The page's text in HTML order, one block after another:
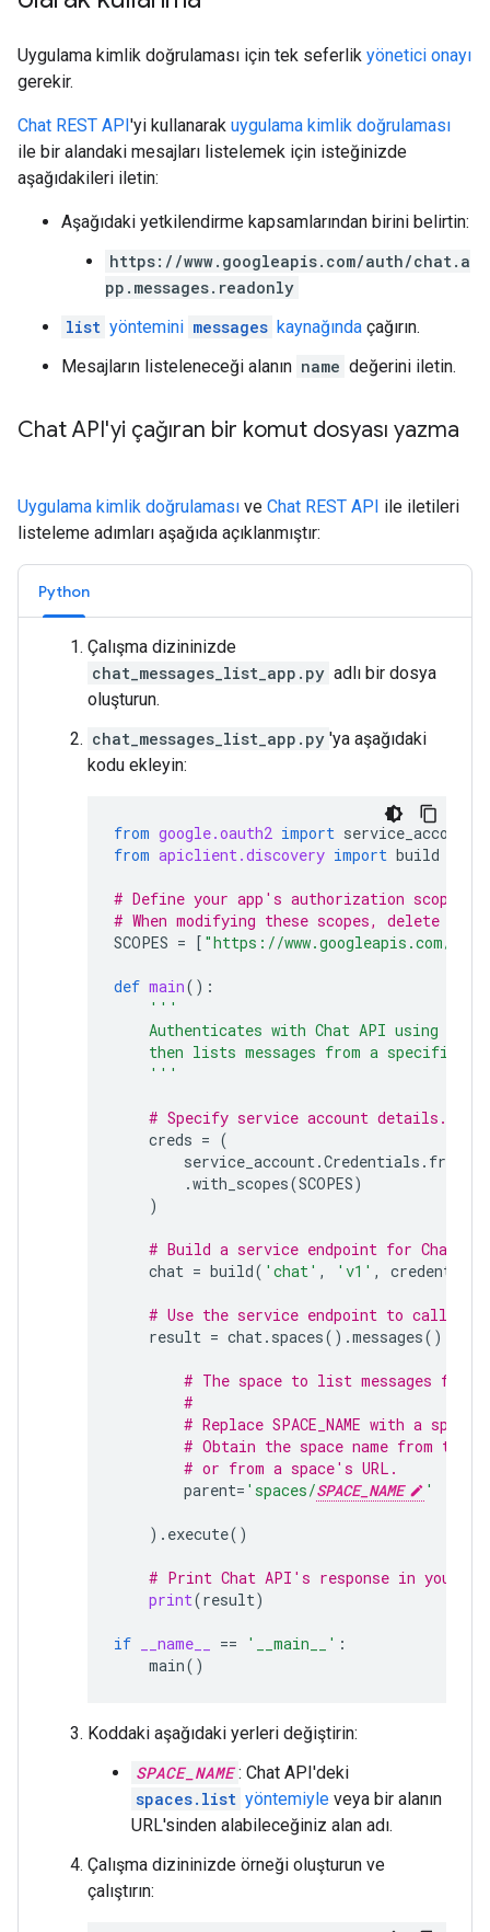
Uygulama kimlik doğrulaması için tek seferlik yönetici onayı
gerekir.
Chat REST API'yi kullanarak uygulama kimlik doğrulaması
ile bir alandaki mesajları listelemek için isteğinizde
aşağıdakileri iletin:
Aşağıdaki yetkilendirme kapsamlarından birini belirtin:
https://www.googleapis.com/auth/chat.a
pp.messages.readonly
list yöntemini messages kaynağında çağırın.
Mesajların listeleneceği alanın name değerini iletin.
Chat API'yi çağıran bir komut dosyası yazma
Uygulama kimlik doğrulaması ve Chat REST API ile iletileri
listeleme adımları aşağıda açıklanmıştır:
Python
Çalışma dizininizde
chat_messages_list_app.py adlı bir dosya
oluşturun.
chat_messages_list_app.py 'ya aşağıdaki
kodu ekleyin:
from google.oauth2 import service_account
from apiclient.discovery import build
# Define your app's authorization scopes.
# When modifying these scopes, delete
SCOPES = [ "https://www.googleapis.com/
def main():
'''
Authenticates with Chat API using app
then lists messages from a specified
    '''
# Specify service account details.
creds = (
service_account.Credentials .
.with_scopes(SCOPES)
)
# Build a service endpoint for Chat
chat = build( 'chat' , 'v1' , credentials
# Use the service endpoint to call
result = chat. spaces() .messages()
# The space to list messages from.
#
# Replace SPACE_NAME with a space
# Obtain the space name from the
# or from a space's URL.
parent= 'spaces/SPACE_NAME '
) . execute()
# Print Chat API's response in your
print(result)
if __name__ == '__main__' :
main()
Koddaki aşağıdaki yerleri değiştirin:
SPACE_NAME : Chat API'deki
spaces.list yöntemiyle veya bir alanın
URL'sinden alabileceğiniz alan adı.
Çalışma dizininizde örneği oluşturun ve
çalıştırın: